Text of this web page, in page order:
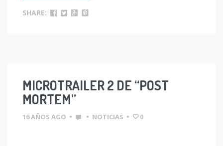
SHARE:
MICROTRAILER 2 DE “POST
MORTEM”
16 AÑOS AGO • • NOTICIAS • 0